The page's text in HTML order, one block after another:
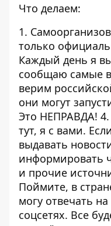
Что делаем:
1.
только
Каждый день я
сообщаю самые
верим
они могут
Это НЕПРАВДА! 4.
тут, я с вами.
выдавать
информировать
и прочие
Поймите, в
могу отвечать
соцсетях. Все